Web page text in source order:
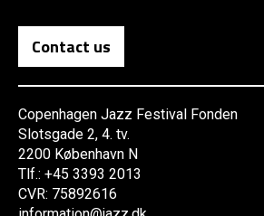
Contact us
Copenhagen Jazz Festival Fonden
Slotsgade 2, 4. tv.
2200 København N
Tlf.: +45 3393 2013
CVR: 75892616